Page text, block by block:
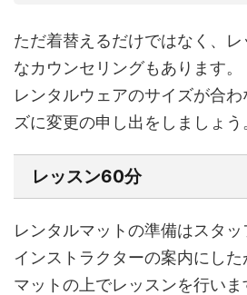
ただ着替えるだけではなく、
なカウンセリングもあります。
レンタルウェアのサイズが合
ズに変更の申し出をしましょう
レッスン60分
レンタルマットの準備はスタッ
インストラクターの案内にし
マットの上でレッスンを行いま